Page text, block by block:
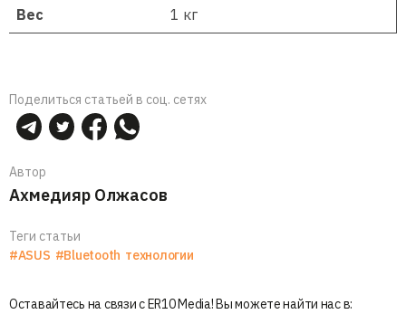
Вес
1 кг
Поделиться статьей в соц. сетях
Автор
Ахмедияр Олжасов
Теги статьи
#ASUS #Bluetooth технологии
Оставайтесь на связи с ER10 Media! Вы можете найти нас в: